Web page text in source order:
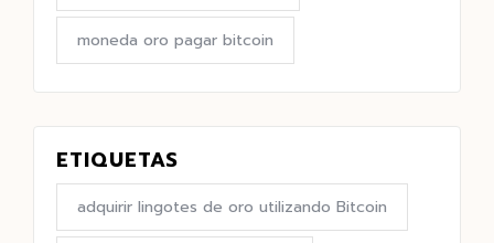
moneda oro pagar bitcoin
ETIQUETAS
adquirir lingotes de oro utilizando Bitcoin